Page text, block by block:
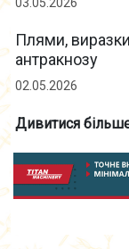
03.05.2026
Плями, виразки
антракнозу
02.05.2026
Дивитися